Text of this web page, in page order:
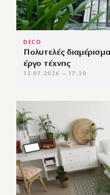
DECO
Πολυτελές
έργο τέχνης
12.07.2026 — 17:30